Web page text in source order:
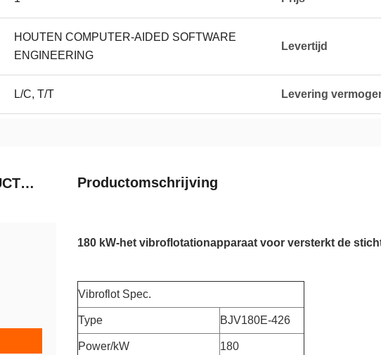
HOUTEN COMPUTER-AIDED SOFTWARE
ENGINEERING
Levertijd
L/C, T/T Levering
VERWANTE PRODUCTEN
Productomschrijving
180 kW-het vibroflotationapparaat voor versterkt de
Vibroflot Spec.
Type BJV180E-426
Power/kW 180